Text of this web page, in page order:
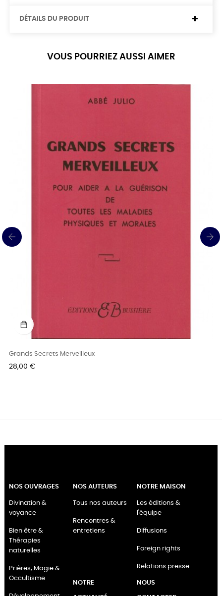
DÉTAILS DU PRODUIT
VOUS POURRIEZ AUSSI AIMER
Grands Secrets Merveilleux
Prix
28,00 €
NOS OUVRAGES
Divination &
voyance
Bien être &
Thérapies
naturelles
Prières, Magie &
Occultisme
NOS AUTEURS
Tous nos auteurs
Rencontres &
entretiens
NOTRE MAISON
Les éditions &
l'équipe
Diffusions
Foreign rights
Relations presse
NOTRE NOUS